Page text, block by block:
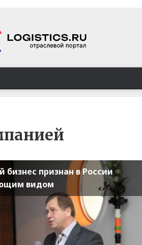
бизнес признан в России
видом